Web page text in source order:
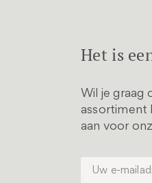
Het is
Wil je graag
assortiment
aan voor